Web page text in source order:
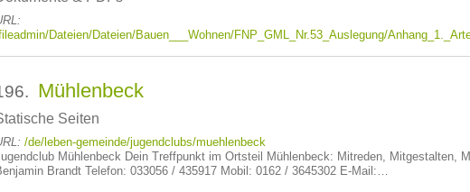
Dateien/Dateien/Bauen___Wohnen/FNP_GML_Nr.53_Auslegung/
Mühlenbeck
Seiten
/de/leben-gemeinde/jugendclubs/muehlenbeck
Mühlenbeck Dein Treffpunkt im Ortsteil Mühlenbeck: Mitreden, Mitgestalten,
Brandt Telefon: 033056 / 435917 Mobil: 0162 / 3645302 E-Mail:…